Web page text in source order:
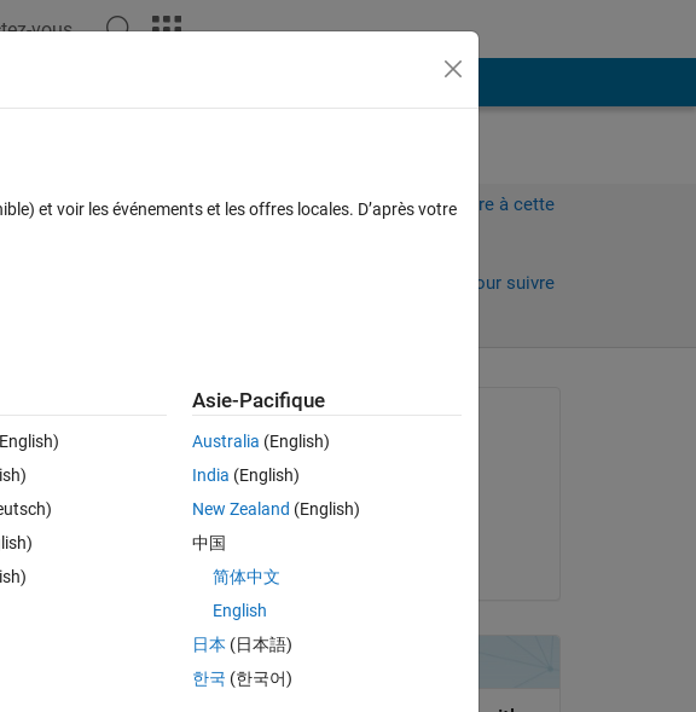
vous
Connectez-vous pour répondre à cette
Connectez-vous pour suivre
Online
were given to
matrix that I
Julia
le 31 Mar 2011
et voir les événements et les offres locales. D’après votre
Asie-Pacifique
Australia (English)
India (English)
New Zealand (English)
中国
简体中文
English
日本 (日本語)
한국 (한국어)